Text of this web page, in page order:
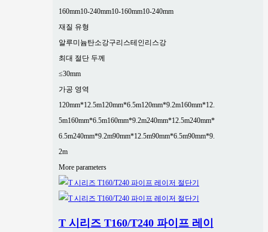
160mm10-240mm10-160mm10-240mm
재질 유형
알루미늄탄소강구리 스테인리스강
최대 절단 두께
≤30mm
가공 영역
120mm*12.5m120mm*6.5m120mm*9.2m160mm*12.
5m160mm*6.5m160mm*9.2m240mm*12.5m240mm*
6.5m240mm*9.2m90mm*12.5m90mm*6.5m90mm*9.
2m
More parameters
T 시리즈 T160/T240 파이프 레이